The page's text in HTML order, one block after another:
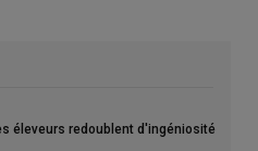
éleveurs redoublent d'ingéniosité